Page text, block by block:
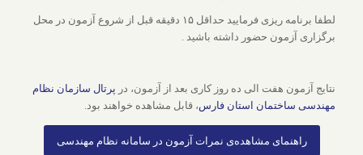
لطفا برنامه ریزی فرمایید حداقل ۱۵ دقیقه قبل از شروع آزمون در محل
برگزاری آزمون حضور داشته باشید .
نتایج آزمون هفت الی ده روز کاری بعد از آزمون، در پرتال سازمان نظام
مهندسی ساختمان استان فارس، قابل مشاهده خواهند بود.
راهنمای مشاهده‌ی نمرات آزمون در سامانه نظام مهندسی